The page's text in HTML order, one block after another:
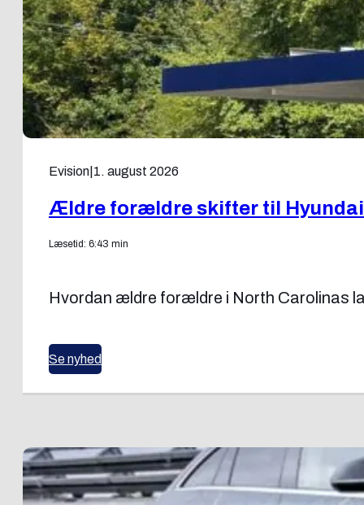
Evision 1. august 2026
Ældre forældre skifter til Hyundai
Læsetid: 6:43 min
Hvordan ældre forældre i North Carolinas
Se nyhed